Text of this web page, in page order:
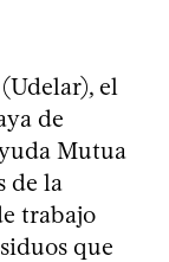
el
de
Mutua
de la
trabajo
que